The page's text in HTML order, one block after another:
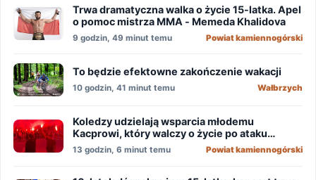
Trwa dramatyczna walka o życie 15-latka. Apel
o pomoc mistrza MMA - Memeda Khalidova
9 godzin, 49 minut temu Powiat kamiennogórski
To będzie efektowne zakończenie wakacji
10 godzin, 41 minut temu Wałbrzych
Koledzy udzielają wsparcia młodemu
Kacprowi, który walczy o życie po ataku
nożownika!
13 godzin, 6 minut temu Powiat kamiennogórski